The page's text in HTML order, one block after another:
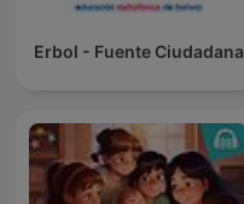
Erbol - Fuente Ciudadana